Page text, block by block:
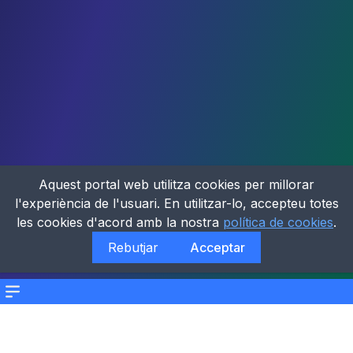
Menu
Aquest portal web utilitza cookies per millorar
l'experiència de l'usuari. En utilitzar-lo, accepteu totes
les cookies d'acord amb la nostra política de cookies.
Rebutjar
Acceptar